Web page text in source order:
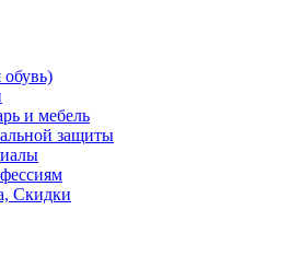
обувь)
и мебель
защиты
Скидки